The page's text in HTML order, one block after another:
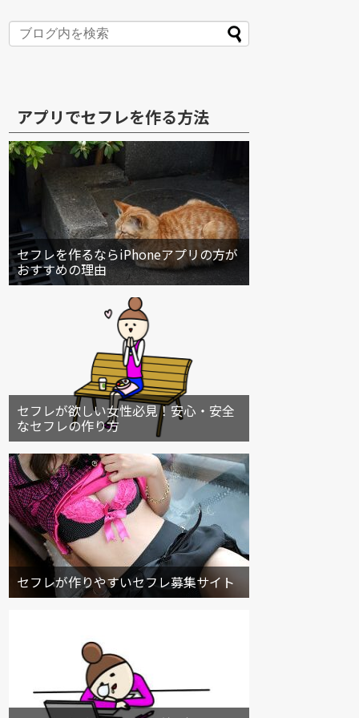
アプリでセフレを作る方法
セフレを作るならiPhoneアプリの方が
おすすめの理由
セフレが欲しい女性必見！安心・安全
なセフレの作り方
セフレが作りやすいセフレ募集サイト